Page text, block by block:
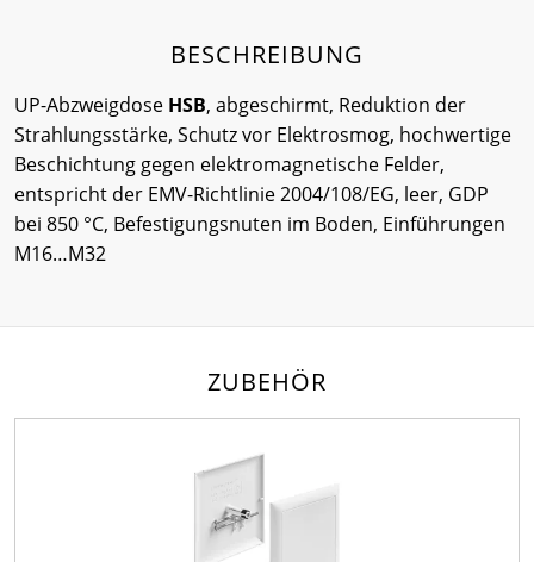
BESCHREIBUNG
UP-Abzweigdose HSB, abgeschirmt, Reduktion der
Strahlungsstärke, Schutz vor Elektrosmog, hochwertige
Beschichtung gegen elektromagnetische Felder,
entspricht der EMV-Richtlinie 2004/108/EG, leer, GDP
bei 850 °C, Befestigungsnuten im Boden, Einführungen
M16…M32
ZUBEHÖR